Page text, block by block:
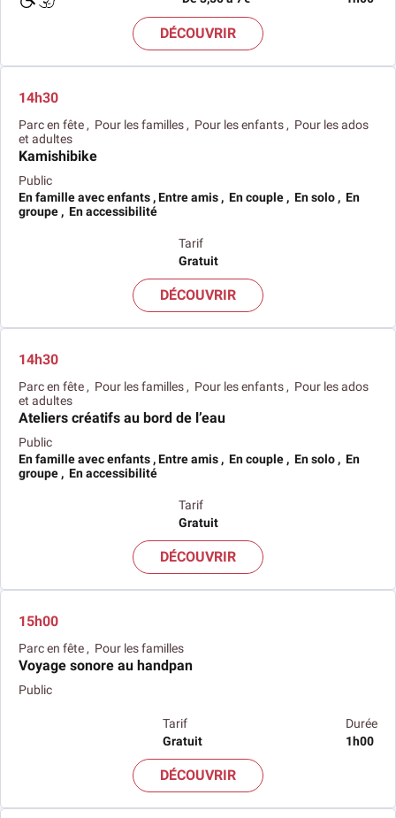
DÉCOUVRIR
14h30
Parc en fête , Pour les familles , Pour les enfants , Pour les ados
et adultes
Kamishibike
Public
En famille avec enfants , Entre amis , En couple , En solo , En
groupe , En accessibilité
Tarif
Gratuit
DÉCOUVRIR
14h30
Parc en fête , Pour les familles , Pour les enfants , Pour les ados
et adultes
Ateliers créatifs au bord de l’eau
Public
En famille avec enfants , Entre amis , En couple , En solo , En
groupe , En accessibilité
Tarif
Gratuit
DÉCOUVRIR
15h00
Parc en fête , Pour les familles
Voyage sonore au handpan
Public
Durée
1h00
Tarif
Gratuit
DÉCOUVRIR